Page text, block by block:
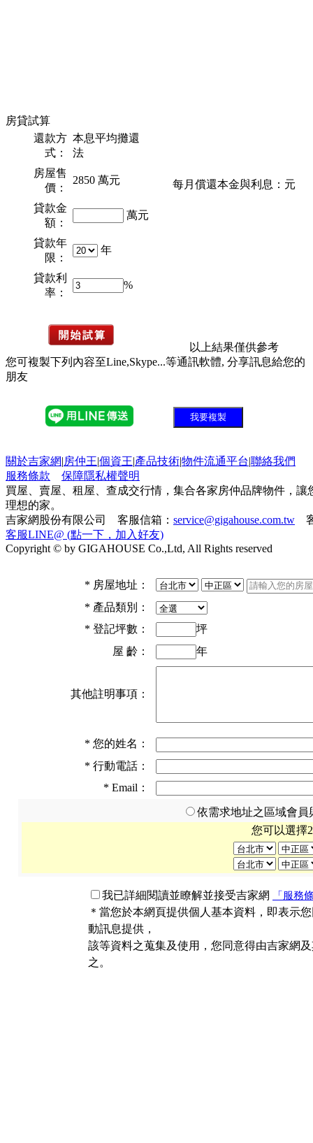
房貸試算
還款方
式：
本息平均攤還
法
房屋售
價：
2850萬元
貸款金
額：
萬元
貸款年
限：
年
貸款利
率：
%
每月償還本金與利息： 元
以上結果僅供參考
您可複製下列內容至Line,Skype...等通訊軟體, 分享訊息給您的
朋友
我要複製
關於吉家網|房仲王|個資王|產品技術|物件流通平台|聯絡我們
服務條款
保障隱私權聲明
買屋、賣屋、租屋、查成交行情，集合各家房仲品牌物件，
理想的家。
吉家網股份有限公司 客服信箱： service@gigahouse.com.tw
客服LINE@ (點一下，加入好友)
Copyright © by GIGAHOUSE Co.,Ltd, All Rights reserved